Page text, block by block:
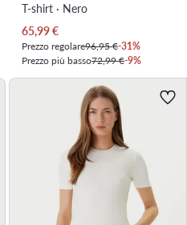
T-shirt · Nero
Prezzo attuale
65,99€
Prezzo regolare96,95 €-31%
Prezzo più basso72,99 €-9%